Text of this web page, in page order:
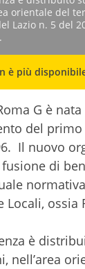
orientale del
Lazio n. 5 del
è più
G è
del
Il nuovo
di
Locali, ossia
è
nell’area